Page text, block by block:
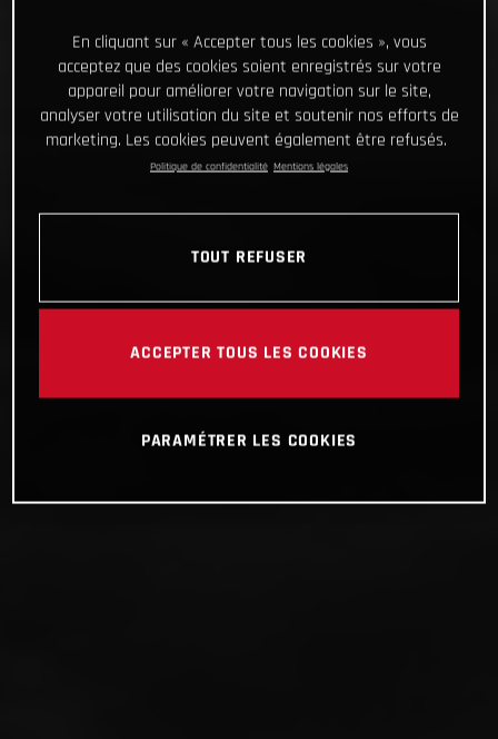
En cliquant sur « Accepter tous les cookies », vous
acceptez que des cookies soient enregistrés sur votre
appareil pour améliorer votre navigation sur le site,
analyser votre utilisation du site et soutenir nos efforts de
marketing. Les cookies peuvent également être refusés.
Politique de confidentialité Mentions légales
TOUT REFUSER
ACCEPTER TOUS LES COOKIES
PARAMÉTRER LES COOKIES